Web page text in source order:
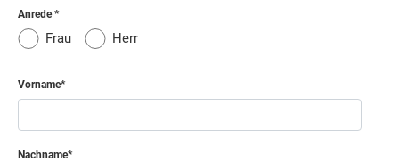
Anrede
Frau Herr
Vorname
Nachname